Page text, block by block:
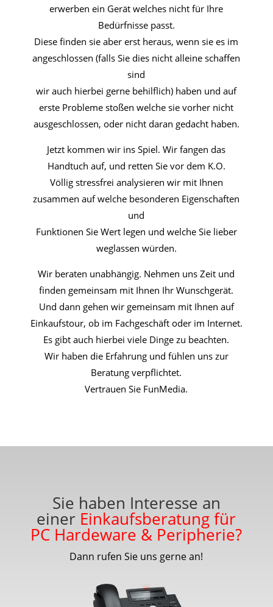
erwerben ein Gerät welches nicht für Ihre
Bedürfnisse passt.
Diese finden sie aber erst heraus, wenn sie es im
angeschlossen (falls Sie dies nicht alleine schaffen
sind
wir auch hierbei gerne behilflich) haben und auf
erste Probleme stoßen welche sie vorher nicht
ausgeschlossen, oder nicht daran gedacht haben.
Jetzt kommen wir ins Spiel. Wir fangen das
Handtuch auf, und retten Sie vor dem K.O.
Völlig stressfrei analysieren wir mit Ihnen
zusammen auf welche besonderen Eigenschaften
und
Funktionen Sie Wert legen und welche Sie lieber
weglassen würden.
Wir beraten unabhängig. Nehmen uns Zeit und
finden gemeinsam mit Ihnen Ihr Wunschgerät.
Und dann gehen wir gemeinsam mit Ihnen auf
Einkaufstour, ob im Fachgeschäft oder im Internet.
Es gibt auch hierbei viele Dinge zu beachten.
Wir haben die Erfahrung und fühlen uns zur
Beratung verpflichtet.
Vertrauen Sie FunMedia.
Sie haben Interesse an
einer Einkaufsberatung für
PC Hardeware & Peripherie?
Dann rufen Sie uns gerne an!